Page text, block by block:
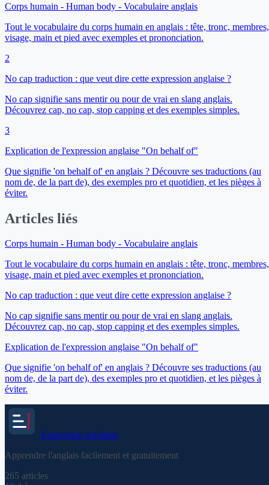
Corps humain - Human body - Vocabulaire anglais
Tout le vocabulaire du corps humain en anglais : tête, tronc, membres,
visage, main et pied avec exemples et prononciation.
2
No cap traduction : que veut dire cette expression anglaise ?
No cap signifie sans mentir ou pour de vrai en slang anglais.
Découvrez cap, no cap, stop capping et des exemples simples.
3
Explication de l'expression anglaise "On behalf of"
Que signifie 'on behalf of' en anglais ? Découvre ses traductions (au
nom de, de la part de), des exemples pro et quotidien, et les pièges à
éviter.
Articles liés
Corps humain - Human body - Vocabulaire anglais
Tout le vocabulaire du corps humain en anglais : tête, tronc, membres,
visage, main et pied avec exemples et prononciation.
No cap traduction : que veut dire cette expression anglaise ?
No cap signifie sans mentir ou pour de vrai en slang anglais.
Découvrez cap, no cap, stop capping et des exemples simples.
Explication de l'expression anglaise "On behalf of"
Que signifie 'on behalf of' en anglais ? Découvre ses traductions (au
nom de, de la part de), des exemples pro et quotidien, et les pièges à
éviter.
ExpressionAnglaise
Apprendre l'anglais facilement et gratuitement
265 articles